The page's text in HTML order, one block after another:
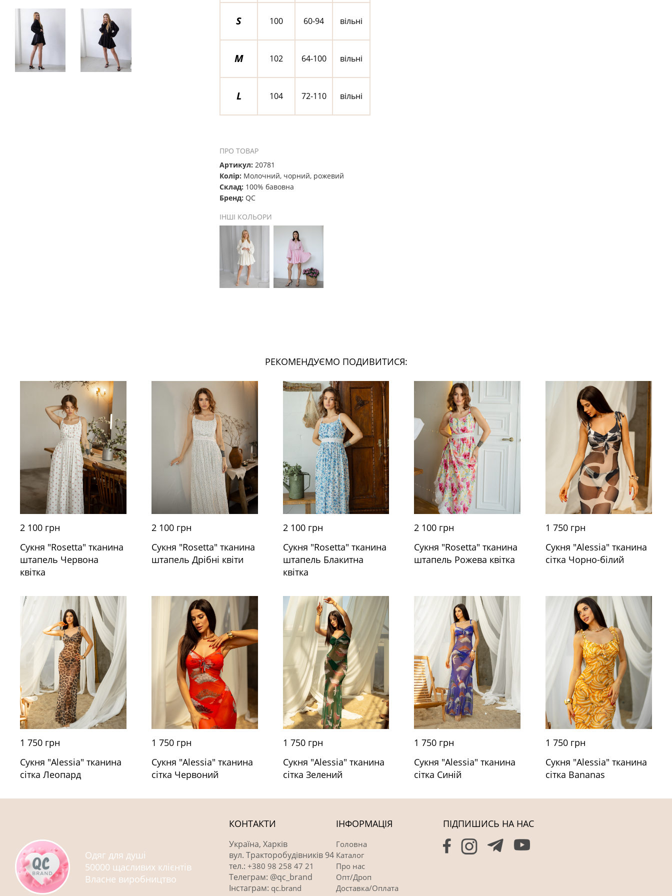
S 100 60-94 вільні
M 102 64-100 вільні
L 104 72-110 вільні
ПРО ТОВАР
Артикул: 20781
Колір: Молочний, чорний, рожевий
Склад: 100% бавовна
Бренд: QC
ІНШІ КОЛЬОРИ
РЕКОМЕНДУЄМО ПОДИВИТИСЯ:
2 100 грн
Сукня "Rosetta" тканина
штапель Червона
квітка
2 100 грн
Сукня "Rosetta" тканина
штапель Дрібні квіти
2 100 грн
Сукня "Rosetta" тканина
штапель Блакитна
квітка
2 100 грн
Сукня "Rosetta" тканина
штапель Рожева квітка
1 750 грн
Сукня "Alessia" тканина
сітка Чорно-білий
1 750 грн
Сукня "Alessia" тканина
сітка Леопард
1 750 грн
Сукня "Alessia" тканина
сітка Червоний
1 750 грн
Сукня "Alessia" тканина
сітка Зелений
1 750 грн
Сукня "Alessia" тканина
сітка Синій
1 750 грн
Сукня "Alessia" тканина
сітка Bananas
Одяг для душі
50000 щасливих клієнтів
Власне виробництво
КОНТАКТИ
Україна, Харків
вул. Тракторобудівників 94
тел.: +380 98 258 47 21
Телеграм: @qc_brand
Інстаграм: qc.brand
ІНФОРМАЦІЯ
Головна
Каталог
Про нас
Опт/Дроп
Доставка/Оплата
ПІДПИШИСЬ НА НАС